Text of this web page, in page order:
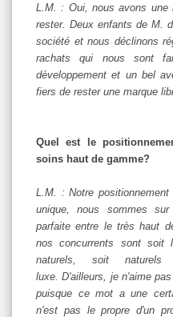
L.M. : Oui, nous avons une
rester. Deux enfants de M.
société et nous déclinons
rachats qui nous sont
développement et un bel
fiers de rester une marque
Quel est le
soins haut de gamme?
L.M. : Notre
unique, nous sommes
parfaite entre le très haut
nos concurrents sont soit
naturels, soit naturels
luxe. D'ailleurs, je n'aime
puisque ce mot a une
n'est pas le propre d'un